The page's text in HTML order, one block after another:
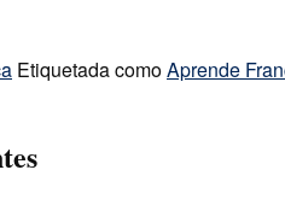
Etiquetada comoAprende